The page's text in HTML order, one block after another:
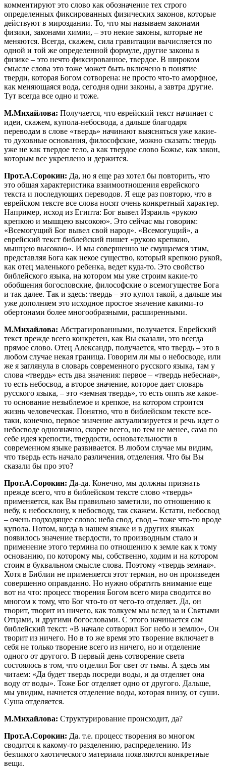
комментируют это слово как обозначение тех строго
определенных фиксированных физических законов, которые
действуют в мироздании. То, что мы называем законами
физики, законами химии, – это некие законы, которые не
меняются. Всегда, скажем, сила гравитации вычисляется по
одной и той же определенной формуле, другие законы в
физике – это нечто фиксированное, твердое. В широком
смысле слова это тоже может быть включено в понятие
тверди, которая Богом сотворена: не просто что-то аморфное,
как меняющаяся вода, сегодня одни законы, а завтра другие.
Тут всегда все одно и тоже.
М.Михайлова: Получается, что еврейский текст начинает с
идеи, скажем, купола-небосвода, а дальше благодаря
переводам в слове «твердь» начинают выясняться уже какие-
то духовные основания, философские, можно сказать: твердь
уже не как твердое тело, а как твердое слово Божье, как закон,
которым все укреплено и держится.
Прот.А.Сорокин: Да, но я еще раз хотел бы повторить, что
это общая характеристика взаимоотношения еврейского
текста и последующих переводов. Я еще раз повторю, что в
еврейском тексте все слова носят очень конкретный характер.
Например, исход из Египта: Бог вывел Израиль «рукою
крепкою и мышцею высокою». Это сейчас мы говорим:
«Всемогущий Бог вывел свой народ». «Всемогущий», а
еврейский текст библейский пишет «рукою крепкою,
мышцею высокою». И мы совершенно не смущаемся этим,
представляя Бога как некое существо, который крепкою рукой,
как отец маленького ребенка, ведет куда-то. Это свойство
библейского языка, на котором мы уже строим какие-то
обобщения богословские, философские о всемогуществе Бога
и так далее. Так и здесь: твердь – это купол такой, а дальше мы
уже дополняем это исходное простое значение какими-то
обертонами более многообразными, расширенными.
М.Михайлова: Абстрагированными, получается. Еврейский
текст прежде всего конкретен, как Вы сказали, это всегда
прямое слово. Отец Александр, получается, что твердь – это в
любом случае некая граница. Говорим ли мы о небосводе, или
же я заглянула в словарь современного русского языка, там у
слова «твердь» есть два значения: первое – «твердь небесная»,
то есть небосвод, а второе значение, которое дает словарь
русского языка, – это «земная твердь», то есть опять же какое-
то основание незыблемое и крепкое, на котором строится
жизнь человеческая. Понятно, что в библейском тексте все-
таки, конечно, первое значение актуализируется и речь идет о
небосводе однозначно, скорее всего, но тем не менее, сама по
себе идея крепости, твердости, основательности в
современном языке развивается. В любом случае мы видим,
что твердь есть начало различения, отделения. Что бы Вы
сказали бы про это?
Прот.А.Сорокин: Да-да. Конечно, мы должны признать
прежде всего, что в библейском тексте слово «твердь»
применяется, как Вы правильно заметили, по отношению к
небу, к небосклону, к небосводу, так скажем. Кстати, небосвод
– очень подходящее слово: неба свод, свод – тоже что-то вроде
купола. Потом, когда в нашем языке и в других языках
появилось значение твердости, то производным стало и
применение этого термина по отношению к земле как к тому
основанию, по которому мы, собственно, ходим и на котором
стоим в буквальном смысле слова. Поэтому «твердь земная».
Хотя в Библии не применяется этот термин, но он произведен
совершенно оправданно. Но нужно обратить внимание еще
вот на что: процесс творения Богом всего мира сводится во
многом к тому, что Бог что-то от чего-то отделяет. Да, он
творит, творит из ничего, как толкуем мы вслед за и Святыми
Отцами, и другими богословами. С этого начинается сам
библейский текст: «В начале сотворил Бог небо и землю», Он
творит из ничего. Но в то же время это творение включает в
себя не только творение всего из ничего, но и отделение
одного от другого. В первый день сотворение света
состоялось в том, что отделил Бог свет от тьмы. А здесь мы
читаем: «Да будет твердь посреди воды, и да отделяет она
воду от воды». Тоже Бог отделяет одно от другого. Дальше,
мы увидим, начнется отделение воды, которая внизу, от суши.
Суша отделяется.
М.Михайлова: Структурирование происходит, да?
Прот.А.Сорокин: Да. т.е. процесс творения во многом
сводится к какому-то разделению, распределению. Из
безликого хаотического материала появляются конкретные
вещи.